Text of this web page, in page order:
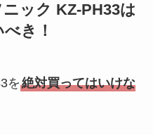
ニック KZ-PH33は
き！
を絶対買ってはいけな